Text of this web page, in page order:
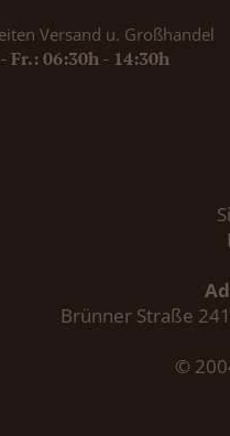
Versand u. Großhandel
Fr.: 06:30h - 14:30h
Brünner Straße
©